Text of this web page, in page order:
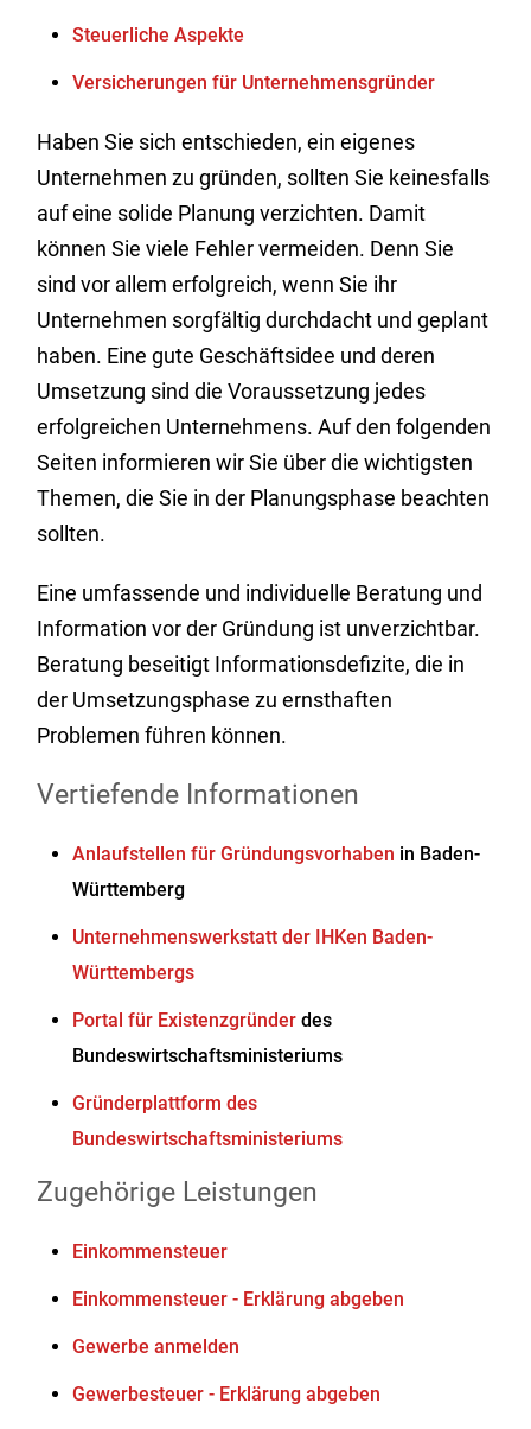
Steuerliche Aspekte
Versicherungen für Unternehmensgründer
Haben Sie sich entschieden, ein eigenes
Unternehmen zu gründen, sollten Sie keinesfalls
auf eine solide Planung verzichten. Damit
können Sie viele Fehler vermeiden. Denn Sie
sind vor allem erfolgreich, wenn Sie ihr
Unternehmen sorgfältig durchdacht und geplant
haben. Eine gute Geschäftsidee und deren
Umsetzung sind die Voraussetzung jedes
erfolgreichen Unternehmens. Auf den folgenden
Seiten informieren wir Sie über die wichtigsten
Themen, die Sie in der Planungsphase beachten
sollten.
Eine umfassende und individuelle Beratung und
Information vor der Gründung ist unverzichtbar.
Beratung beseitigt Informationsdefizite, die in
der Umsetzungsphase zu ernsthaften
Problemen führen können.
Vertiefende Informationen
Anlaufstellen für Gründungsvorhaben in Baden-
Württemberg
Unternehmenswerkstatt der IHKen Baden-
Württembergs
Portal für Existenzgründer des
Bundeswirtschaftsministeriums
Gründerplattform des
Bundeswirtschaftsministeriums
Zugehörige Leistungen
Einkommensteuer
Einkommensteuer - Erklärung abgeben
Gewerbe anmelden
Gewerbesteuer - Erklärung abgeben